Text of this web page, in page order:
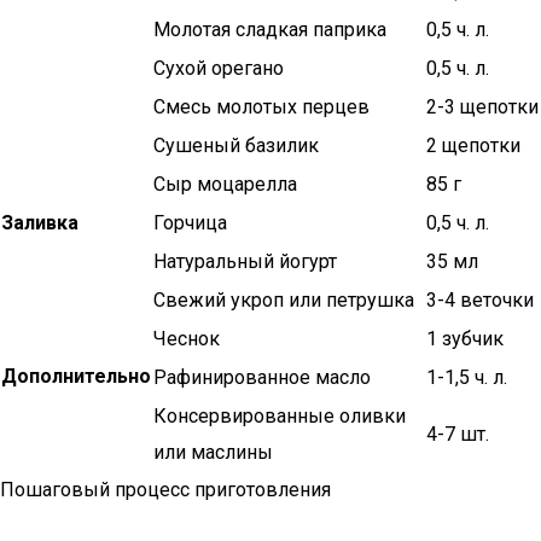
Молотая сладкая паприка
0,5 ч. л.
Сухой орегано
0,5 ч. л.
Смесь молотых перцев
2-3 щепотки
Сушеный базилик
2 щепотки
Заливка
Сыр моцарелла
85 г
Горчица
0,5 ч. л.
Натуральный йогурт
35 мл
Дополнительно
Свежий укроп или петрушка 3-4 веточки
Чеснок
1 зубчик
Рафинированное масло
1-1,5 ч. л.
Консервированные оливки
или маслины
4-7 шт.
Пошаговый процесс приготовления